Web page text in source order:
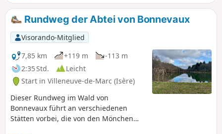
Sommer unternommen werden sollte, wenn La Gère
aufgrund der Furt wenig Wasser führt.
Rundweg der Abtei von Bonnevaux
Visorando-Mitglied
7,85 km
+119 m
-113 m
2:35 Std.
Leicht
Start in Villeneuve-de-Marc (Isère)
Dieser Rundweg im Wald von
Bonnevaux führt an verschiedenen
Stätten vorbei, die von den Mönchen